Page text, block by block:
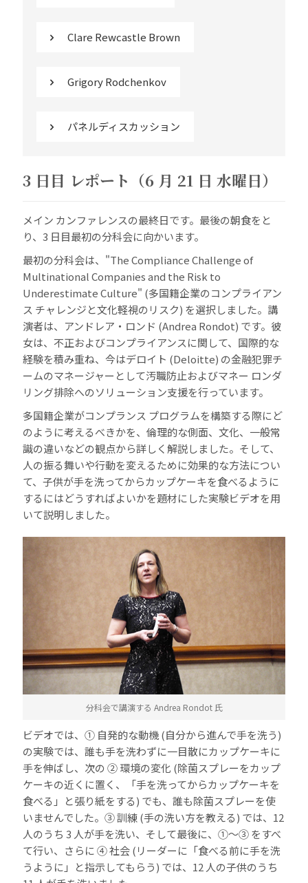
Clare Rewcastle Brown
Grigory Rodchenkov
パネルディスカッション
3 日目 レポート（6 月 21 日 水曜日）
メイン カンファレンスの最終日です。最後の朝食をと
り、3 日目最初の分科会に向かいます。
最初の分科会は、"The Compliance Challenge of
Multinational Companies and the Risk to
Underestimate Culture" (多国籍企業のコンプライアン
ス チャレンジと文化軽視のリスク) を選択しました。講
演者は、アンドレア・ロンド (Andrea Rondot) です。彼
女は、不正およびコンプライアンスに関して、国際的な
経験を積み重ね、今はデロイト (Deloitte) の金融犯罪チ
ームのマネージャーとして汚職防止およびマネー ロンダ
リング排除へのソリューション支援を行っています。
多国籍企業がコンプランス プログラムを構築する際にど
のように考えるべきかを、倫理的な側面、文化、一般常
識の違いなどの観点から詳しく解説しました。そして、
人の振る舞いや行動を変えるために効果的な方法につい
て、子供が手を洗ってからカップケーキを食べるように
するにはどうすればよいかを題材にした実験ビデオを用
いて説明しました。
分科会で講演する Andrea Rondot 氏
ビデオでは、① 自発的な動機 (自分から進んで手を洗う)
の実験では、誰も手を洗わずに一目散にカップケーキに
手を伸ばし、次の ② 環境の変化 (除菌スプレーをカップ
ケーキの近くに置く、「手を洗ってからカップケーキを
食べる」と張り紙をする) でも、誰も除菌スプレーを使
いませんでした。③ 訓練 (手の洗い方を教える) では、12
人のうち 3 人が手を洗い、そして最後に、①～③ をすべ
て行い、さらに ④ 社会 (リーダーに「食べる前に手を洗
うように」と指示してもらう) では、12 人の子供のうち